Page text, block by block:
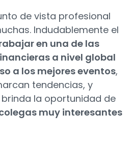
de vista profesional
Indudablemente el
en una de las
a nivel global
a los mejores eventos,
tendencias, y
la oportunidad de
muy interesantes